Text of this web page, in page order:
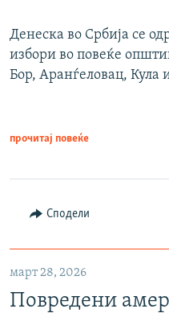
Денеска во Србија се
избори во повеќе
Бор, Аранѓеловац, Кула
прочитај повеќе
Сподели
март 28, 2026
Повредени